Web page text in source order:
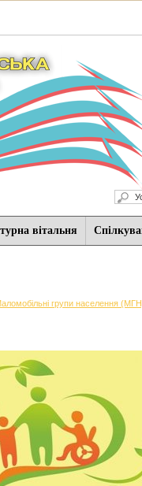
вітальня
групи населення